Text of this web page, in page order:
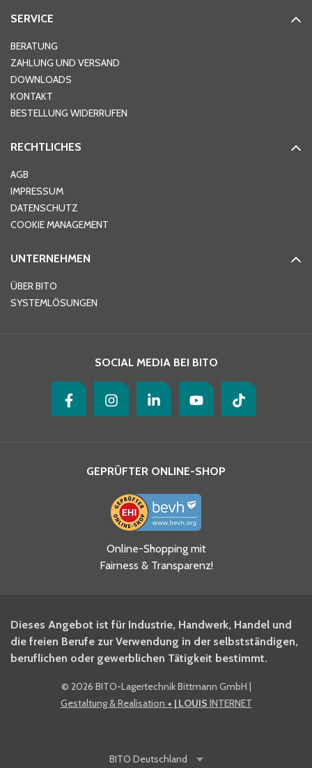
Hausnummer
Ort*
Telefon
Ja, ich habe die
Datenschutzhinweise gelesen
und akzeptiere diese.
BITO Newsletter Fachwissen
Intralogistiker anmelden.
Ja, ich möchte mich für den
BITO Shop-Newsletter
SERVICE
BERATUNG
ZAHLUNG UND VERSAND
DOWNLOADS
KONTAKT
BESTELLUNG WIDERRUFEN
RECHTLICHES
AGB
IMPRESSUM
DATENSCHUTZ
COOKIE MANAGEMENT
UNTERNEHMEN
ÜBER BITO
SYSTEMLÖSUNGEN
SOCIAL MEDIA BEI BITO
GEPRÜFTER ONLINE-SHOP
Online-Shopping mit
Fairness & Transparenz!
Dieses Angebot ist für Industrie, Handwerk, Handel und
die freien Berufe zur Verwendung in der selbstständigen,
beruflichen oder gewerblichen Tätigkeit bestimmt.
© 2026 BITO-Lagertechnik Bittmann GmbH |
Gestaltung & Realisation + | LOUIS INTERNET
BITO Deutschland